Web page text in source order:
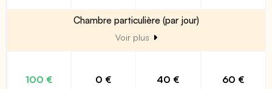
Chambre particulière (par jour)
Voir plus
100 € 0 € 40 € 60 €